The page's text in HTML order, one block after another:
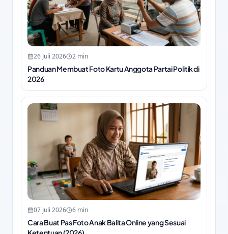
26 Juli 2026 2 min
Panduan Membuat Foto Kartu Anggota Partai Politik di
2026
07 Juli 2026 6 min
Cara Buat Pas Foto Anak Balita Online yang Sesuai